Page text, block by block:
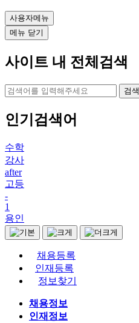
사용자메뉴
메뉴 닫기
사이트 내 전체검색
검색
인기검색어
수학
강사
after
고등
-
1
용인
채용등록
인재등록
정보찾기
채용정보
인재정보